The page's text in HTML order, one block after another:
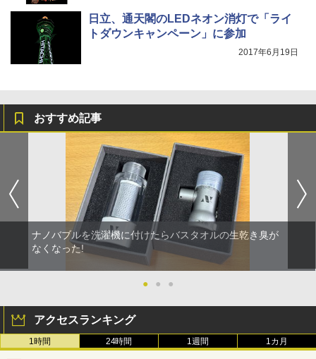
日立、通天閣のLEDネオン消灯で「ライ
トダウンキャンペーン」に参加
2017年6月19日
おすすめ記事
ナノバブルを洗濯機に付けたらバスタオルの生乾き臭が
なくなった!
● ● ●
アクセスランキング
1時間 24時間 1週間 1カ月